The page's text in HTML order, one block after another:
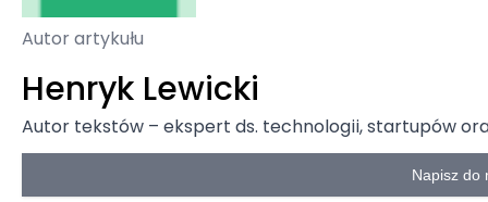
Autor artykułu
Henryk Lewicki
Autor tekstów – ekspert ds. technologii, startupów
Napisz do